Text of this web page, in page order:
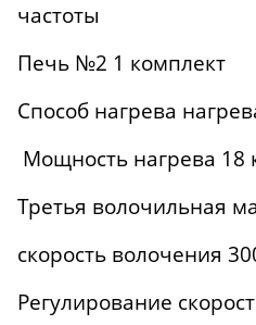
частоты
Печь №2 1 комплект
Способ нагрева
Мощность нагрева 18
Третья волочильная
скорость волочения
Регулирование